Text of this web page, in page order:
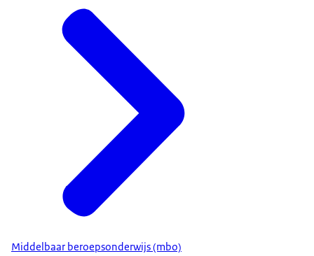
Middelbaar beroepsonderwijs (mbo)